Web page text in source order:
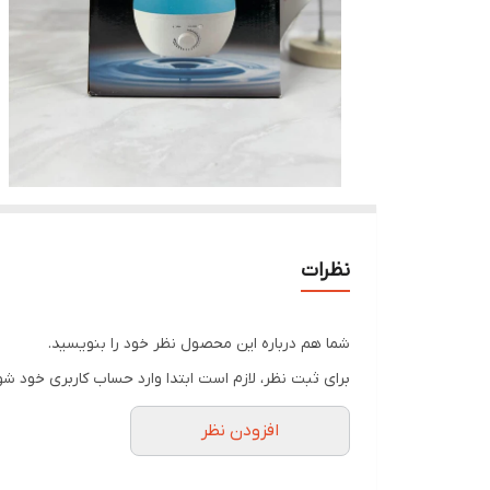
نظرات
شما هم درباره این محصول نظر خود را بنویسید.
برای ثبت نظر، لازم است ابتدا وارد حساب کاربری خود
افزودن نظر